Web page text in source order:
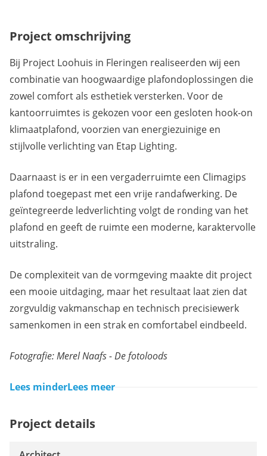
Project omschrijving
Bij Project Loohuis in Fleringen realiseerden wij een
combinatie van hoogwaardige plafondoplossingen die
zowel comfort als esthetiek versterken. Voor de
kantoorruimtes is gekozen voor een gesloten hook-on
klimaatplafond, voorzien van energiezuinige en
stijlvolle verlichting van Etap Lighting.
Daarnaast is er in een vergaderruimte een Climagips
plafond toegepast met een vrije randafwerking. De
geïntegreerde ledverlichting volgt de ronding van het
plafond en geeft de ruimte een moderne, karaktervolle
uitstraling.
De complexiteit van de vormgeving maakte dit project
een mooie uitdaging, maar het resultaat laat zien dat
zorgvuldig vakmanschap en technisch precisiewerk
samenkomen in een strak en comfortabel eindbeeld.
Fotografie: Merel Naafs - De fotoloods
Lees minderLees meer
Project details